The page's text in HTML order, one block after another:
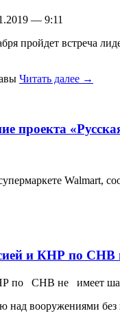
— 9:11
пройдет встреча
Читать далее →
проекта
Walmart,
и КНР по СНВ
по СНВ не имеет
над вооружениями